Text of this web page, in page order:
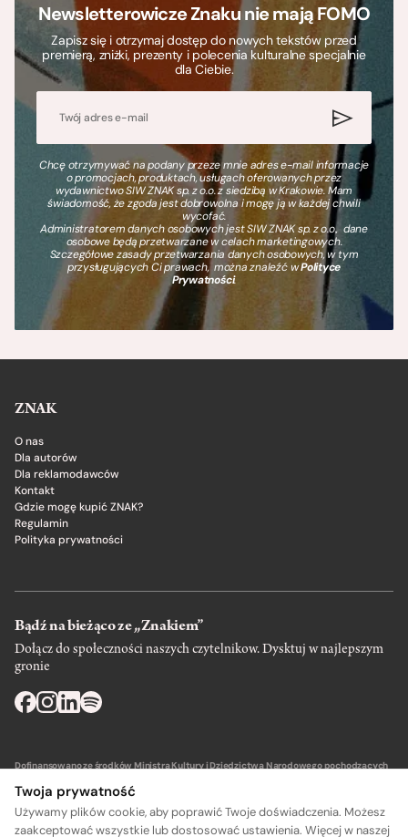
Newsletterowicze Znaku nie mają FOMO
Zapisz się i otrzymaj dostęp do nowych tekstów przed
premierą, zniżki, prezenty i polecenia kulturalne specjalnie
dla Ciebie.
Chcę otrzymywać na podany przeze mnie adres e-mail informacje
o promocjach, produktach, usługach oferowanych przez
wydawnictwo SIW ZNAK sp. z o.o. z siedzibą w Krakowie. Mam
świadomość, że zgoda jest dobrowolna i mogę ją w każdej chwili
wycofać.
Administratorem danych osobowych jest SIW ZNAK sp. z o.o., dane
osobowe będą przetwarzane w celach marketingowych.
Szczegółowe zasady przetwarzania danych osobowych, w tym
przysługujących Ci prawach, można znaleźć wPolityce
Prywatności.
ZNAK
O nas
Dla autorów
Dla reklamodawców
Kontakt
Gdzie mogę kupić ZNAK?
Regulamin
Polityka prywatności
Bądź na bieżąco ze „Znakiem”
Dołącz do społeczności naszych czytelnikow. Dysktuj w najlepszym
gronie
Dofinansowano ze środków Ministra Kultury i Dziedzictwa Narodowego pochodzących
Twoja prywatność
Używamy plików cookie, aby poprawić Twoje doświadczenia. Możesz
zaakceptować wszystkie lub dostosować ustawienia. Więcej w naszej